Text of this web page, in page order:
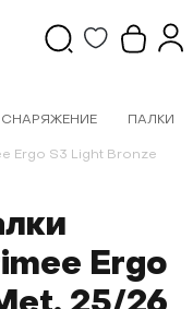
ПАЛКИ
Ergo S3 Light Bronze
Ergo